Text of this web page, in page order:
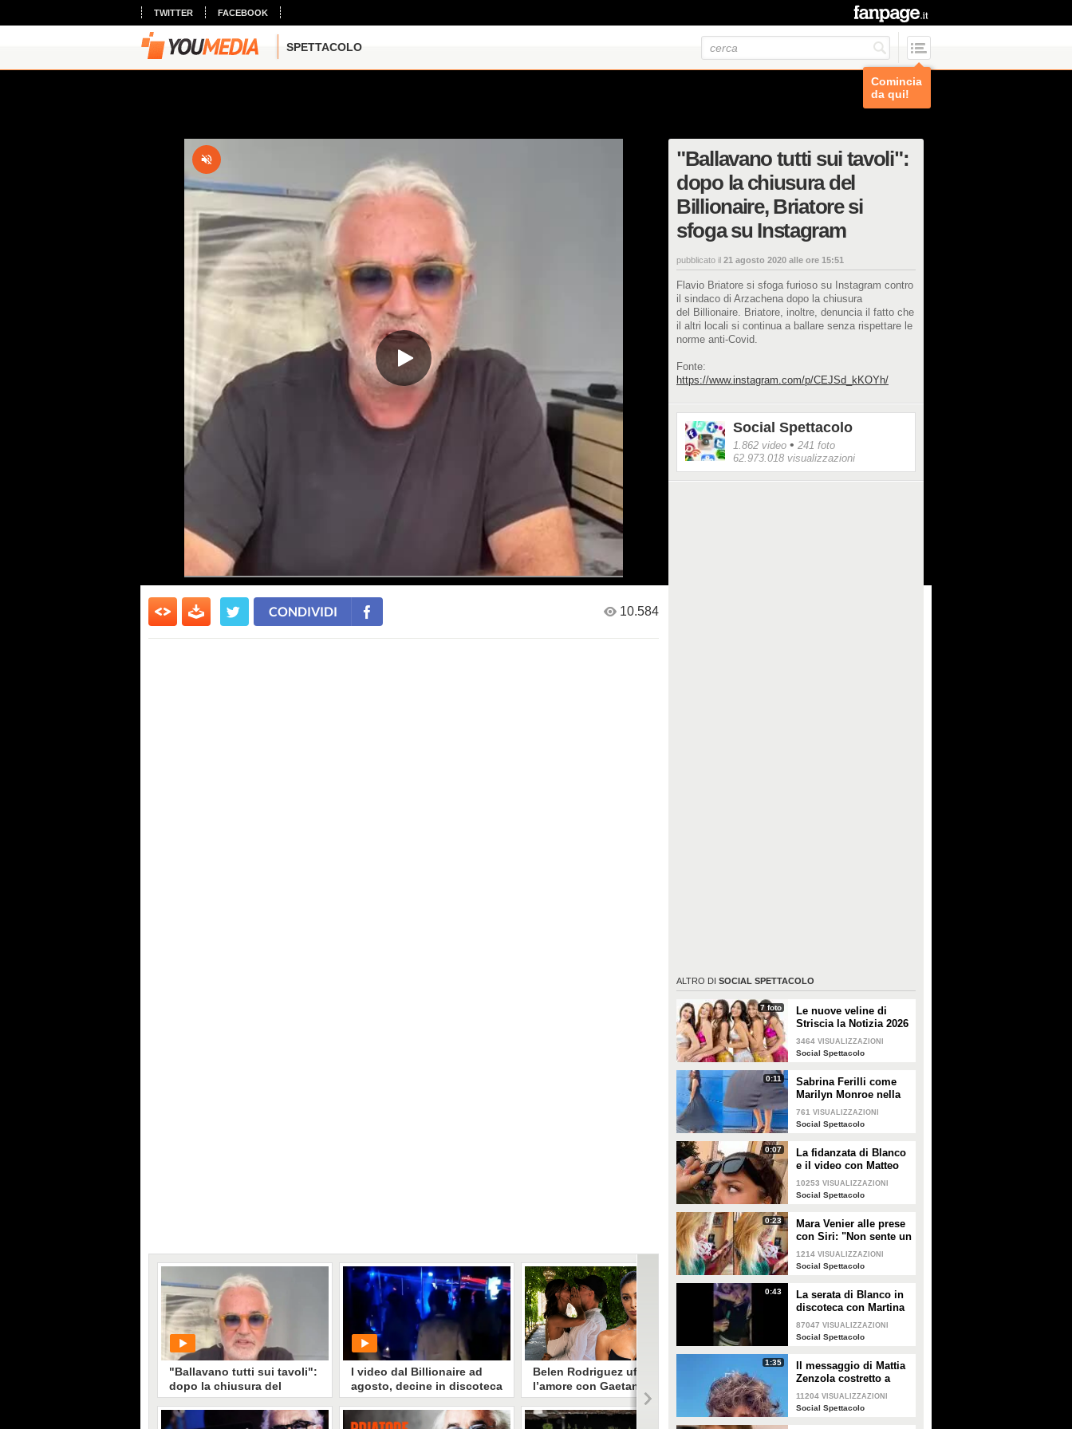
TWITTER FACEBOOK
SPETTACOLO
Comincia
da qui!
"Ballavano tutti sui tavoli":
dopo la chiusura del
Billionaire, Briatore si
sfoga su Instagram
pubblicato il 21 agosto 2020 alle ore 15:51
Flavio Briatore si sfoga furioso su Instagram contro
il sindaco di Arzachena dopo la chiusura
del Billionaire. Briatore, inoltre, denuncia il fatto che
il altri locali si continua a ballare senza rispettare le
norme anti-Covid.
Fonte:
https://www.instagram.com/p/CEJSd_kKOYh/
Social Spettacolo
1.862 video • 241 foto
62.973.018 visualizzazioni
ALTRO DI SOCIAL SPETTACOLO
7 foto
Le nuove veline di
Striscia la Notizia 2026
3464 VISUALIZZAZIONI
Social Spettacolo
0:11
Sabrina Ferilli come
Marilyn Monroe nella
celebra scena della
gonna
761 VISUALIZZAZIONI
Social Spettacolo
0:07
La fidanzata di Blanco
e il video con Matteo
Salvini: "State calmi,
non parlo di politica"
10253 VISUALIZZAZIONI
Social Spettacolo
0:23
Mara Venier alle prese
con Siri: "Non sente un
ca**o"
1214 VISUALIZZAZIONI
Social Spettacolo
0:43
La serata di Blanco in
discoteca con Martina
Valdes
87047 VISUALIZZAZIONI
Social Spettacolo
1:35
Il messaggio di Mattia
Zenzola costretto a
lasciare Amici dopo
l'infortunio
11204 VISUALIZZAZIONI
Social Spettacolo
CONDIVIDI 10.584
"Ballavano tutti sui tavoli":
dopo la chiusura del
Billionaire, Briatore si sfoga
su Instagram
I video dal Billionaire ad
agosto, decine in discoteca
senza distanziamento e
Belen Rodriguez ufficializza
l’amore con Gaetano
Fidanzati: il bacio a Venezia
segna la ritrovata serenità
Rosario dopo Temptation
Island "cambia faccia":
quando i social raccontano
una versione diversa dalla
Focolaio al Billionaire, le